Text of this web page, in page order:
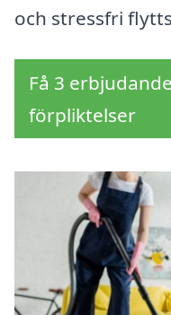
och stressfri
Få 3
förpliktelser